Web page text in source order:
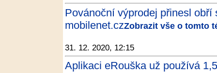
Povánoční výprodej přinesl
mobilenet.czZobrazit vše o tomto
31. 12. 2020, 12:15
Aplikaci eRouška už používá